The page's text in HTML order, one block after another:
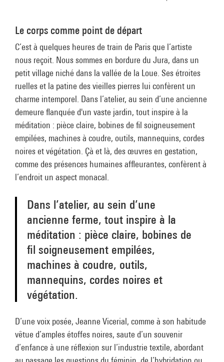
Le corps comme point de départ
C’est à quelques heures de train de Paris que l’artiste
nous reçoit. Nous sommes en bordure du Jura, dans un
petit village niché dans la vallée de la Loue. Ses étroites
ruelles et la patine des vieilles pierres lui confèrent un
charme intemporel. Dans l’atelier, au sein d’une ancienne
demeure flanquée d'un vaste jardin, tout inspire à la
méditation : pièce claire, bobines de fil soigneusement
empilées, machines à coudre, outils, mannequins, cordes
noires et végétation. Çà et là, des œuvres en gestation,
comme des présences humaines affleurantes, confèrent à
l’endroit un aspect monacal.
Dans l’atelier, au sein d’une
ancienne ferme, tout inspire à la
méditation : pièce claire, bobines de
fil soigneusement empilées,
machines à coudre, outils,
mannequins, cordes noires et
végétation.
D’une voix posée, Jeanne Vicerial, comme à son habitude
vêtue d’amples étoffes noires, saute d’un souvenir
d’enfance à une réflexion sur l’industrie textile, abordant